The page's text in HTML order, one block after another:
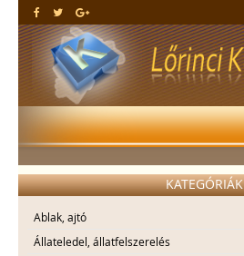
KATEGÓRIÁK
Ablak, ajtó
Állateledel, állatfelszerelés